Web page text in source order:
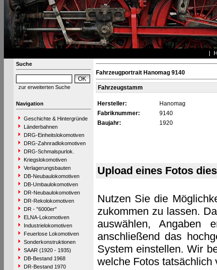
Suche
zur erweiterten Suche
Navigation
Geschichte & Hintergründe
Länderbahnen
DRG-Einheitslokomotiven
DRG-Zahnradlokomotiven
DRG-Schmalspurlok.
Kriegslokomotiven
Verlagerungsbauten
DB-Neubaulokomotiven
DB-Umbaulokomotiven
DR-Neubaulokomotiven
DR-Rekolokomotiven
DR - "6000er"
ELNA-Lokomotiven
Industrielokomotiven
Feuerlose Lokomotiven
Sonderkonstruktionen
SAAR (1920 - 1935)
DB-Bestand 1968
DR-Bestand 1970
Fahrzeugportrait Hanomag 9140
Fahrzeugstamm
Hersteller:
Hanomag
Fabriknummer:
9140
Baujahr:
1920
Upload eines Fotos
Nutzen Sie die
zukommen zu lassen.
auswählen, Angaben
anschließend das
System einstellen. Wir
welche Fotos tatsächlich